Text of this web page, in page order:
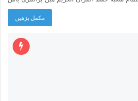
مکمل پڑھیں